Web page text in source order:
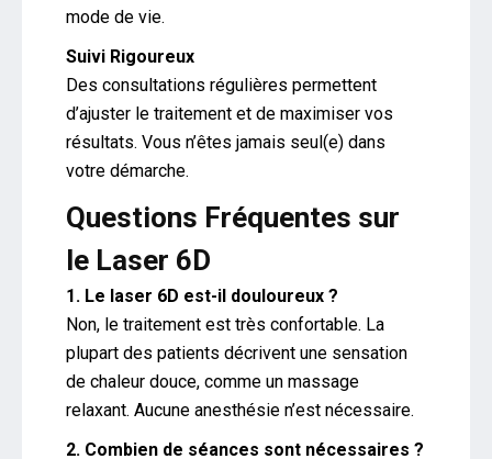
mode de vie.
Suivi Rigoureux
Des consultations régulières permettent
d’ajuster le traitement et de maximiser vos
résultats. Vous n’êtes jamais seul(e) dans
votre démarche.
Questions Fréquentes sur
le Laser 6D
1. Le laser 6D est-il douloureux ?
Non, le traitement est très confortable. La
plupart des patients décrivent une sensation
de chaleur douce, comme un massage
relaxant. Aucune anesthésie n’est nécessaire.
2. Combien de séances sont nécessaires ?